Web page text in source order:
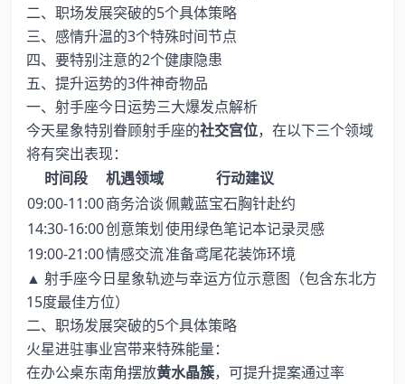
二、职场发展突破的5个具体策略
三、感情升温的3个特殊时间节点
四、要特别注意的2个健康隐患
五、提升运势的3件神奇物品
一、射手座今日运势三大爆发点解析
今天星象特别眷顾射手座的社交宫位，在以下三个领域
将有突出表现：
时间段
机遇领域
行动建议
09:00-11:00商务洽谈佩戴蓝宝石胸针赴约
14:30-16:00创意策划使用绿色笔记本记录灵感
19:00-21:00情感交流准备鸢尾花装饰环境
▲ 射手座今日星象轨迹与幸运方位示意图（包含东北方
15度最佳方位）
二、职场发展突破的5个具体策略
火星进驻事业宫带来特殊能量：
在办公桌东南角摆放黄水晶簇，可提升提案通过率